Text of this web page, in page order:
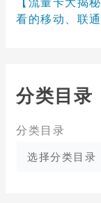
看的移动、联
分类目录
分类目录